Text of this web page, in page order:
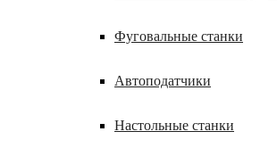
Фуговальные станки
Автоподатчики
Настольные станки